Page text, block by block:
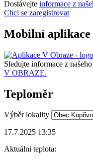
Dostávejte informace z
Chci se zaregistrovat
Mobilní aplikace
Sledujte informace z
V OBRAZE.
Teploměr
Výběr lokality
17.7.2025 13:35
Aktuální teplota: